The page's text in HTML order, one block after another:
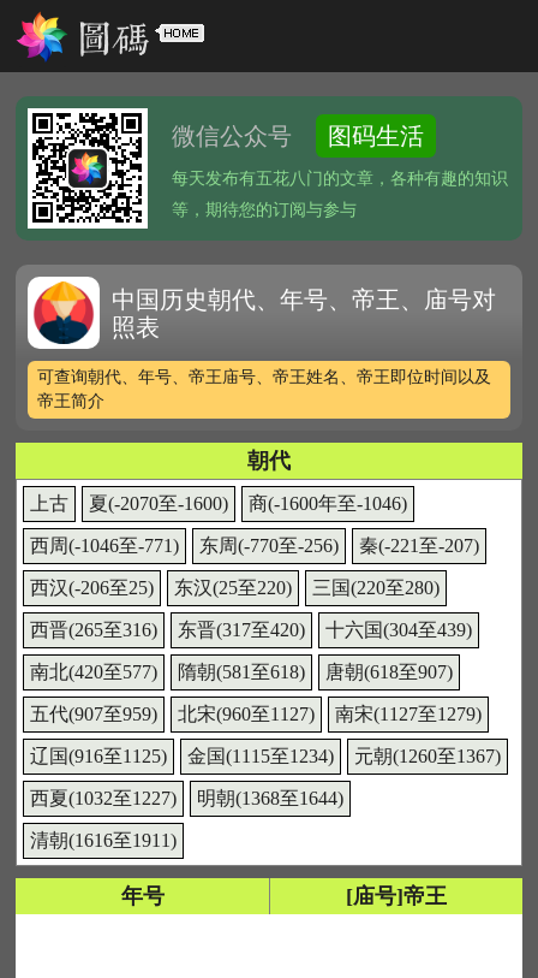
微信公众号 图码生活
每天发布有五花八门的文章，各种有趣的知识
等，期待您的订阅与参与
中国历史朝代、年号、帝王、庙号对
照表
可查询朝代、年号、帝王庙号、帝王姓名、帝王即位时间以及
帝王简介
朝代
上古 夏(-2070至-1600) 商(-1600年至-1046)
西周(-1046至-771) 东周(-770至-256) 秦(-221至-207)
西汉(-206至25) 东汉(25至220) 三国(220至280)
西晋(265至316) 东晋(317至420) 十六国(304至439)
南北(420至577) 隋朝(581至618) 唐朝(618至907)
五代(907至959) 北宋(960至1127) 南宋(1127至1279)
辽国(916至1125) 金国(1115至1234) 元朝(1260至1367)
西夏(1032至1227) 明朝(1368至1644)
清朝(1616至1911)
年号 [庙号]帝王